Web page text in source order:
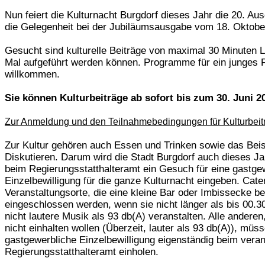
Nun feiert die Kulturnacht Burgdorf dieses Jahr die 20.
die Gelegenheit bei der Jubiläumsausgabe vom 18.
Gesucht sind kulturelle Beiträge von maximal 30 Minuten
Mal aufgeführt werden können. Programme für ein junges
willkommen.
Sie können Kulturbeiträge ab sofort bis zum 30. Juni
Zur Anmeldung und den Teilnahmebedingungen für
Zur Kultur gehören auch Essen und Trinken sowie das
Diskutieren. Darum wird die Stadt Burgdorf auch dieses
beim Regierungsstatthalteramt ein Gesuch für eine
Einzelbewilligung für die ganze Kulturnacht eingeben.
Veranstaltungsorte, die eine kleine Bar oder Imbissecke
eingeschlossen werden, wenn sie nicht länger als bis
nicht lautere Musik als 93 db(A) veranstalten. Alle
nicht einhalten wollen (Überzeit, lauter als 93 db(A)),
gastgewerbliche Einzelbewilligung eigenständig beim
Regierungsstatthalteramt einholen.